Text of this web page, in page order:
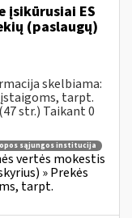
ES
(paslaugų)
skelbiama:
tarpt.
str.) Taikant 0
sąjungos institucija
vertės mokestis
» Prekės
tarpt.